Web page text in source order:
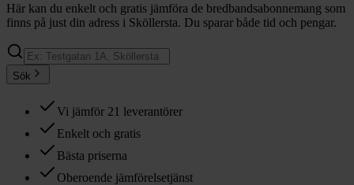
Här kan du enkelt och gratis jämföra de bredbandsabonnemang som
finns på just din adress i Sköllersta. Du sparar både tid och pengar.
Sök
Vi jämför 21 leverantörer
Enkelt och gratis
Bästa priserna
Oberoende jämförelsetjänst